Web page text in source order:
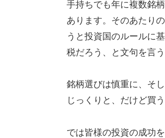
手持ちでも年に複数銘
あります。そのあたり
うと投資国のルールに
税だろう、と文句を言
銘柄選びは慎重に、そ
じっくりと、だけど買
では皆様の投資の成功